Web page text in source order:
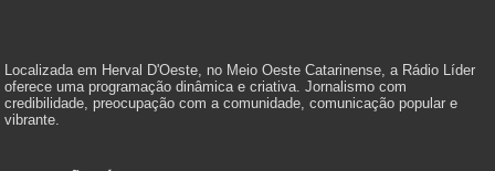
Localizada em Herval D'Oeste, no Meio Oeste Catarinense, a Rádio Líder
oferece uma programação dinâmica e criativa. Jornalismo com
credibilidade, preocupação com a comunidade, comunicação popular e
vibrante.